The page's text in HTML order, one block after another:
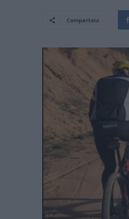
Comparteix